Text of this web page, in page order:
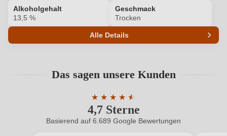
Alkoholgehalt
13,5 %
Geschmack
Trocken
Alle Details
Alkoholgehalt in %
Cuvée-Rebsorten Sangiovese, Pugnitello
Das sagen unsere Kunden
4,7 Sterne
★ ★ ★ ★ ★
★
Durchschnittliche Bewertung von 4.7
Basierend auf 6.689 Google Bewertungen